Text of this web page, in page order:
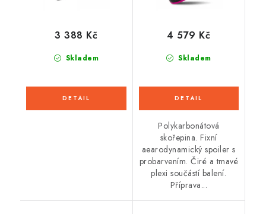
Skladem
3 388 Kč
Skladem
4 579 Kč
Polykarbonátová
skořepina. Fixní
aearodynamický spoiler s
probarvením. Čiré a tmavé
plexi součástí balení.
Příprava...